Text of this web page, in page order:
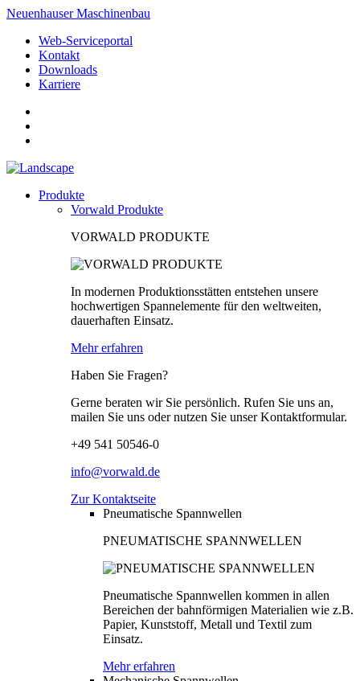
Neuenhauser Maschinenbau
Web-Serviceportal
Kontakt
Downloads
Karriere
Produkte
Vorwald Produkte
VORWALD PRODUKTE
In modernen Produktionsstätten entstehen unsere
hochwertigen Spannelemente für den weltweiten,
dauerhaften Einsatz.
Mehr erfahren
Haben Sie Fragen?
Gerne beraten wir Sie persönlich. Rufen Sie uns an,
mailen Sie uns oder nutzen Sie unser Kontaktformular.
+49 541 50546-0
info@vorwald.de
Zur Kontaktseite
Pneumatische Spannwellen
PNEUMATISCHE SPANNWELLEN
Pneumatische Spannwellen kommen in allen
Bereichen der bahnförmigen Materialien wie z.B.
Papier, Kunststoff, Metall und Textil zum
Einsatz.
Mehr erfahren